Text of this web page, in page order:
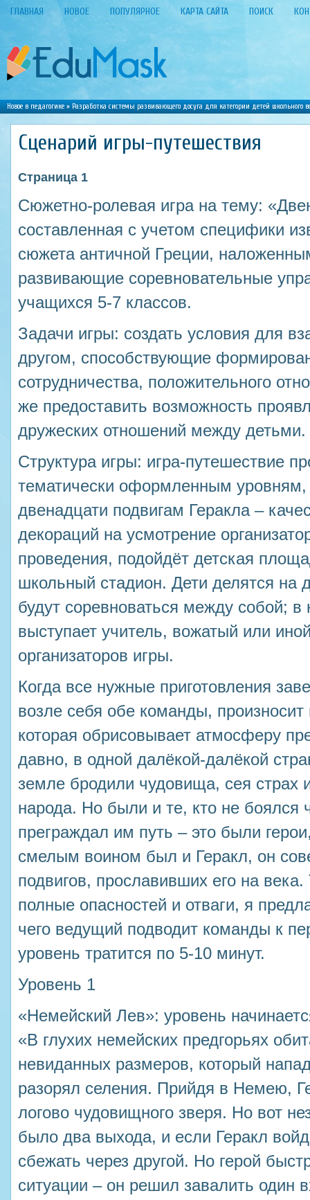
ГЛАВНАЯ НОВОЕ ПОПУЛЯРНОЕ КАРТА САЙТА ПОИСК
Новое в педагогике»Разработка системы развивающего досуга для категории детей школьного
Сценарий игры-путешествия
Страница 1
Сюжетно-ролевая игра на тему:
составленная с учетом специфики
сюжета античной Греции,
развивающие соревновательные
учащихся 5-7 классов.
Задачи игры: создать условия для
другом, способствующие
сотрудничества, положительного
же предоставить возможность
дружеских отношений между детьми.
Структура игры: игра-путешествие
тематически оформленным
двенадцати подвигам Геракла –
декораций на усмотрение
проведения, подойдёт детская
школьный стадион. Дети делятся на
будут соревноваться между собой; в
выступает учитель, вожатый или
организаторов игры.
Когда все нужные приготовления
возле себя обе команды, произносит
которая обрисовывает атмосферу
давно, в одной далёкой-далёкой
земле бродили чудовища, сея страх
народа. Но были и те, кто не боялся
преграждал им путь – это были
смелым воином был и Геракл, он
подвигов, прославивших его на века.
полные опасностей и отваги, я
чего ведущий подводит команды к
уровень тратится по 5-10 минут.
Уровень 1
«Немейский Лев»: уровень
«В глухих немейских предгорьях
невиданных размеров, который
разорял селения. Прийдя в Немею,
логово чудовищного зверя. Но вот
было два выхода, и если Геракл
сбежать через другой. Но герой
ситуации – он решил завалить один